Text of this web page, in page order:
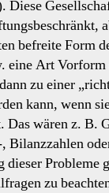
Diese
befreite Form
eine Art Vorform
zu einer
kann, wenn
Das wären z. B.
Bilanzzahlen
dieser Probleme
zu